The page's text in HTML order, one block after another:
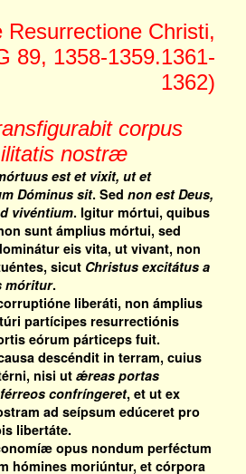
Resurrectione Christi,
89, 1358-1359.1361-
1362)
corpus
nostræ
est et vixit, ut et
Dóminus sit. Sed non est Deus,
vivéntium. Igitur mórtui, quibus
sunt ámplius mórtui, sed
eis vita, ut vivant, non
sicut Christus excitátus a
móritur.
liberáti, non ámplius
partícipes resurrectiónis
eórum párticeps fuit.
descéndit in terram, cuius
nisi ut ǽreas portas
confríngeret, et ut ex
ad seípsum edúceret pro
libertáte.
opus nondum perféctum
hómines moriúntur, et córpora